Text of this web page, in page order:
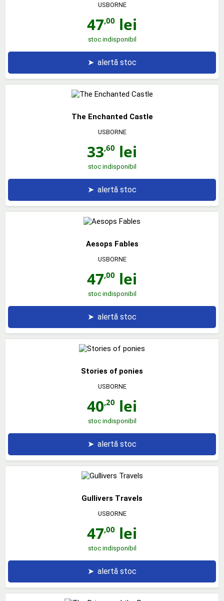
USBORNE
47,00 lei
stoc indisponibil
➤ alertă stoc
The Enchanted Castle
USBORNE
33,60 lei
stoc indisponibil
➤ alertă stoc
Aesops Fables
USBORNE
47,00 lei
stoc indisponibil
➤ alertă stoc
Stories of ponies
USBORNE
40,20 lei
stoc indisponibil
➤ alertă stoc
Gullivers Travels
USBORNE
47,00 lei
stoc indisponibil
➤ alertă stoc